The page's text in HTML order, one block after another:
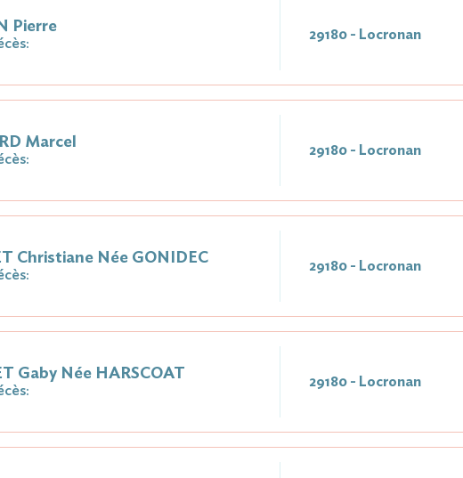
Pierre 29180 - Locronan
Marcel 29180 - Locronan
Christiane Née GONIDEC 29180 - Locronan
Gaby Née HARSCOAT 29180 - Locronan